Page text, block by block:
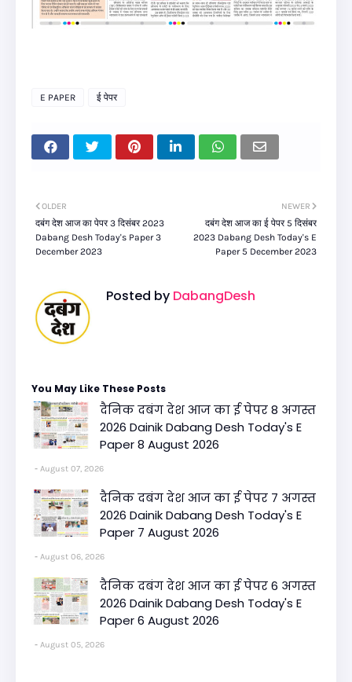
E PAPER ई पेपर
NEWER
दबंग देश आज का ई पेपर 5 दिसंबर
2023 Dabang Desh Today's E
Paper 5 December 2023
OLDER
दबंग देश आज का पेपर 3 दिसंबर 2023
Dabang Desh Today's Paper 3
December 2023
Posted by DabangDesh
You May Like These Posts
दैनिक दबंग देश आज का ई पेपर 8 अगस्त
2026 Dainik Dabang Desh Today's E
Paper 8 August 2026
August 07, 2026
दैनिक दबंग देश आज का ई पेपर 7 अगस्त
2026 Dainik Dabang Desh Today's E
Paper 7 August 2026
August 06, 2026
दैनिक दबंग देश आज का ई पेपर 6 अगस्त
2026 Dainik Dabang Desh Today's E
Paper 6 August 2026
August 05, 2026